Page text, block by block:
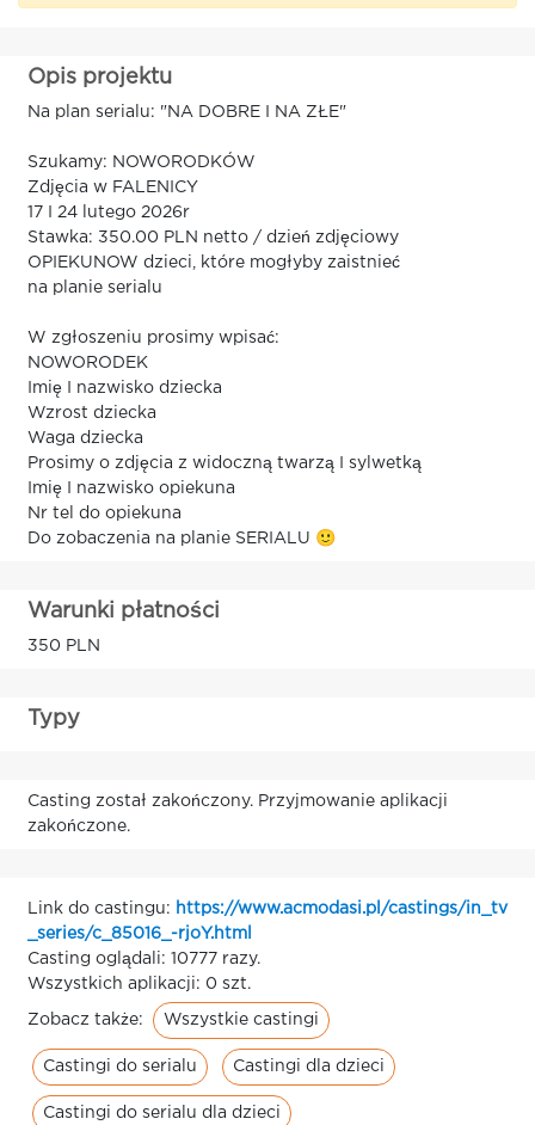
Opis projektu
Na plan serialu: "NA DOBRE I NA ZŁE"
Szukamy: NOWORODKÓW
Zdjęcia w FALENICY
17 I 24 lutego 2026r
Stawka: 350.00 PLN netto / dzień zdjęciowy
OPIEKUNOW dzieci, które mogłyby zaistnieć
na planie serialu
W zgłoszeniu prosimy wpisać:
NOWORODEK
Imię I nazwisko dziecka
Wzrost dziecka
Waga dziecka
Prosimy o zdjęcia z widoczną twarzą I sylwetką
Imię I nazwisko opiekuna
Nr tel do opiekuna
Do zobaczenia na planie SERIALU 🙂
Warunki płatności
350 PLN
Typy
Casting został zakończony. Przyjmowanie aplikacji
zakończone.
Link do castingu: https://www.acmodasi.pl/castings/in_tv
_series/c_85016_-rjoY.html
Casting oglądali: 10777 razy.
Wszystkich aplikacji: 0 szt.
Zobacz także: Wszystkie castingi
Castingi do serialu Castingi dla dzieci
Castingi do serialu dla dzieci